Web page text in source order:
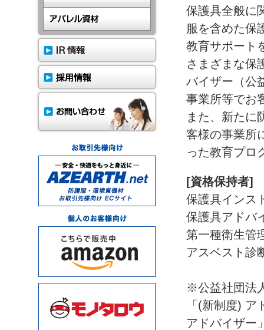
保護具全般に
服を含めた保
教育サポート
さまざまな保
バイザー（公
事業所等でお
また、新たに
客様の事業所
った教育プロ
[資格保持者]
保護具イン
保護具アド
第一種衛生
アスベスト
※公益社団法
「(新制度)
アドバイザー